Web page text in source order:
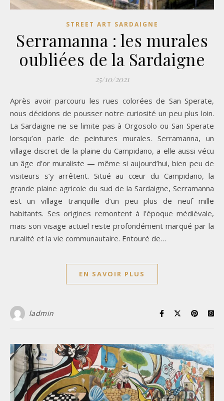
STREET ART SARDAIGNE
Serramanna : les murales
oubliées de la Sardaigne
25/10/2021
Après avoir parcouru les rues colorées de San Sperate,
nous décidons de pousser notre curiosité un peu plus loin.
La Sardaigne ne se limite pas à Orgosolo ou San Sperate
lorsqu’on parle de peintures murales. Serramanna, un
village discret de la plaine du Campidano, a elle aussi vécu
un âge d’or muraliste — même si aujourd’hui, bien peu de
visiteurs s’y arrêtent. Situé au cœur du Campidano, la
grande plaine agricole du sud de la Sardaigne, Serramanna
est un village tranquille d’un peu plus de neuf mille
habitants. Ses origines remontent à l’époque médiévale,
mais son visage actuel reste profondément marqué par la
ruralité et la vie communautaire. Entouré de…
EN SAVOIR PLUS
ladmin